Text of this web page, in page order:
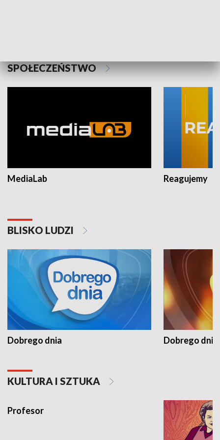
SPOŁECZEŃSTWO
MediaLab Reagujemy
BLISKO LUDZI
Dobrego dnia Dobrego dnia
KULTURA I SZTUKA
Profesor